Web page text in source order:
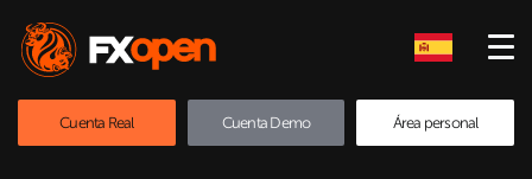
Cuenta Real Cuenta Demo Área personal